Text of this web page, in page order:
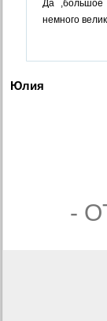
Да
немного
Юлия
-